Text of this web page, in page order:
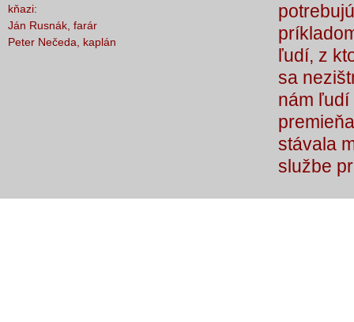
kňazi:
Ján Rusnák, farár
Peter Nečeda, kaplán
ľudí, z
sa
nám
stávala
službe